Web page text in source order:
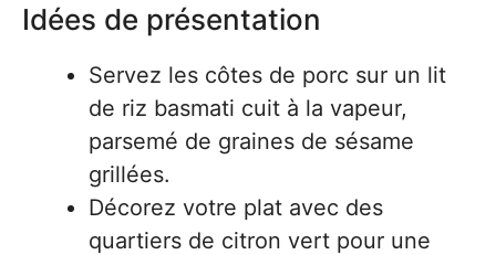
Idées de présentation
Servez les côtes de porc sur un lit
de riz basmati cuit à la vapeur,
parsemé de graines de sésame
grillées.
Décorez votre plat avec des
quartiers de citron vert pour une